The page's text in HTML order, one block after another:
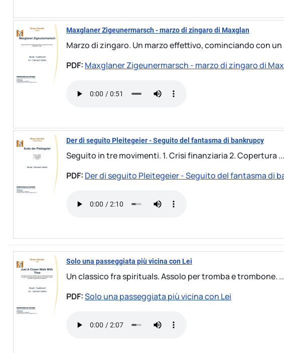
Maxglaner Zigeunermarsch - marzo di zingaro di Maxglan
Marzo di zingaro. Un marzo effettivo, cominciando con un
PDF: Maxglaner Zigeunermarsch - marzo di zingaro di
Der di seguito Pleitegeier - Seguito del fantasma di bankrupcy
Seguito in tre movimenti. 1. Crisi finanziaria 2. Copertura ...
PDF: Der di seguito Pleitegeier - Seguito del fantasma di
Solo una passeggiata più vicina con Lei
Un classico fra spirituals. Assolo per tromba e trombone. ...
PDF:Solo una passeggiata più vicina con Lei